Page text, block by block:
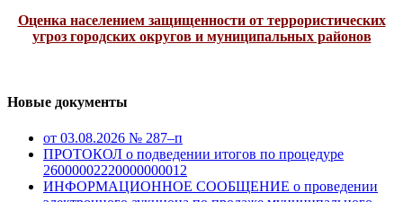
Оценка населением защищенности от террористических
угроз городских округов и муниципальных районов
Новые документы
от 03.08.2026 № 287–п
ПРОТОКОЛ о подведении итогов по процедуре
26000002220000000012
ИНФОРМАЦИОННОЕ СООБЩЕНИЕ о проведении